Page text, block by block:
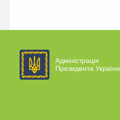
Адміністрація
Президента України